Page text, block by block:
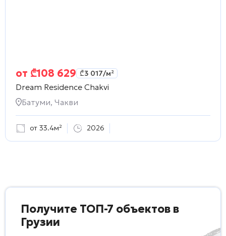
от ₾108 629 ₾3 017/м²
Dream Residence Chakvi
Батуми, Чакви
от 33.4м² 2026
Получите ТОП-7 объектов в
Грузии